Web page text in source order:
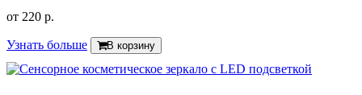
от 220 р.
Узнать больше В корзину